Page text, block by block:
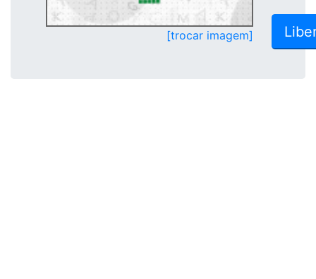
[trocar imagem]